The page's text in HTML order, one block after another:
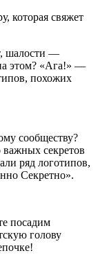
которая свяжет
шалости —
этом? «Ага!» —
похожих
сообществу?
секретов
ряд логотипов,
Секретно».
посадим
голову